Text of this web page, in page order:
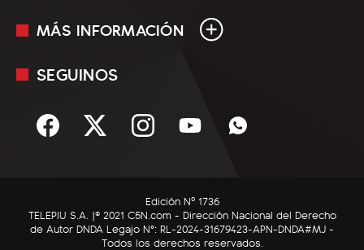
En Vivo
Sociedad
C5N Autos
RatingCero
MÁS INFORMACIÓN
Mediakit
Términos y condiciones
SEGUINOS
Edición Nº 1736
TELEPIU S.A. |© 2021 C5N.com - Dirección Nacional del Derecho
de Autor DNDA Legajo N°: RL-2024-31679423-APN-DNDA#MJ -
Todos los derechos reservados.